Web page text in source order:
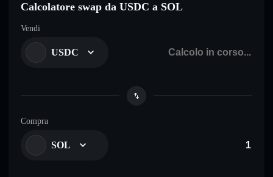
Calcolatore swap da USDC a SOL
Vendi
USDC
Compra
SOL